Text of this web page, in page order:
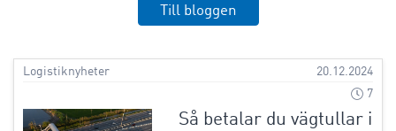
Till bloggen
Logistiknyheter
20.12.2024
7
Så betalar du vägtullar i